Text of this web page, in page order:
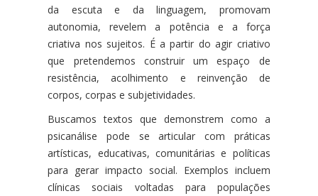
da escuta e da linguagem, promovam
autonomia, revelem a potência e a força
criativa nos sujeitos. É a partir do agir criativo
que pretendemos construir um espaço de
resistência, acolhimento e reinvenção de
corpos, corpas e subjetividades.
Buscamos textos que demonstrem como a
psicanálise pode se articular com práticas
artísticas, educativas, comunitárias e políticas
para gerar impacto social. Exemplos incluem
clínicas sociais voltadas para populações